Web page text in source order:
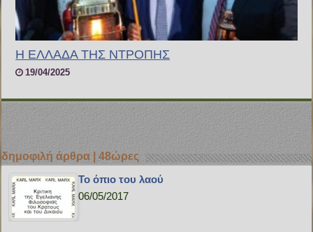
Η ΕΛΛΑΔΑ ΤΗΣ ΝΤΡΟΠΗΣ
19/04/2025
δημοφιλή άρθρα | 48ώρες
Το όπιο του λαού
06/05/2017